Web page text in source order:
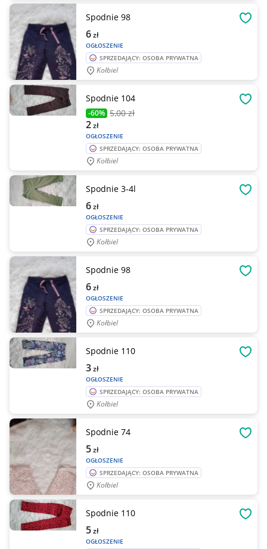
Spodnie 98
OGŁOSZENIE
6zł
SPRZEDAJĄCY: OSOBA PRYWATNA
Kołbiel
Spodnie 104
-60% 5,00 zł
OGŁOSZENIE
2zł
SPRZEDAJĄCY: OSOBA PRYWATNA
Kołbiel
Spodnie 3-4l
OGŁOSZENIE
6zł
SPRZEDAJĄCY: OSOBA PRYWATNA
Kołbiel
Spodnie 98
OGŁOSZENIE
6zł
SPRZEDAJĄCY: OSOBA PRYWATNA
Kołbiel
Spodnie 110
OGŁOSZENIE
3zł
SPRZEDAJĄCY: OSOBA PRYWATNA
Kołbiel
Spodnie 74
OGŁOSZENIE
5zł
SPRZEDAJĄCY: OSOBA PRYWATNA
Kołbiel
Spodnie 110
OGŁOSZENIE
5zł